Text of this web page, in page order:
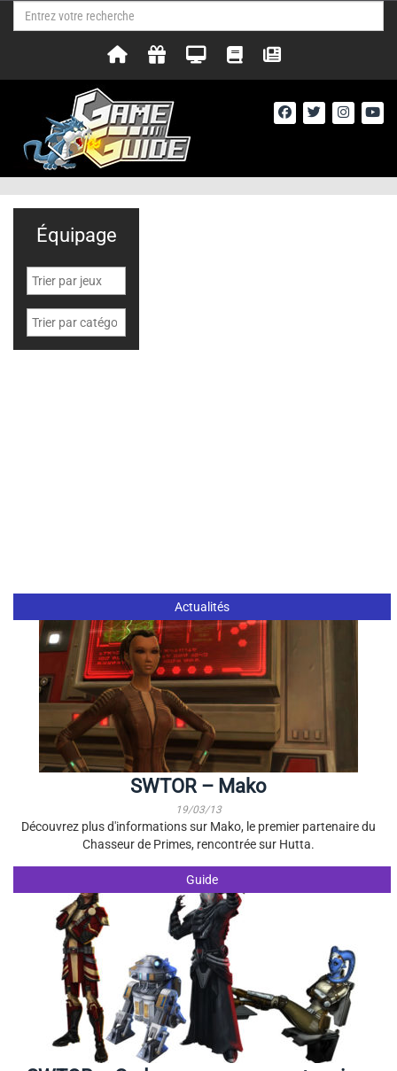
Actualités
SWTOR – Mako
19/03/13
Découvrez plus d'informations sur Mako, le premier partenaire du
Chasseur de Primes, rencontrée sur Hutta.
Guide
Équipage